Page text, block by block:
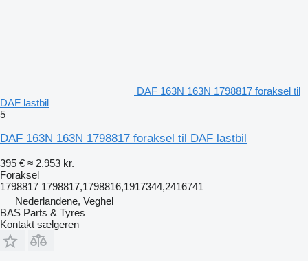
DAF 163N 163N 1798817 foraksel til
DAF lastbil
5
DAF 163N 163N 1798817 foraksel til DAF lastbil
395 € ≈ 2.953 kr.
Foraksel
1798817 1798817,1798816,1917344,2416741
Nederlandene, Veghel
BAS Parts & Tyres
Kontakt sælgeren